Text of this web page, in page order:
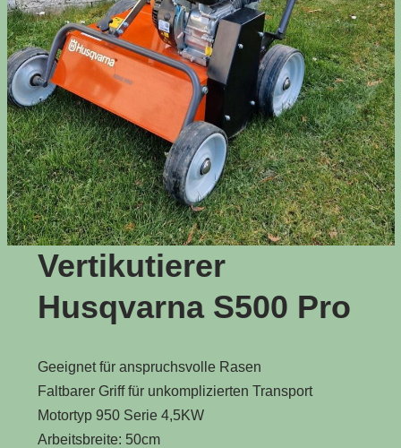
Vertikutierer
Husqvarna S500 Pro
Geeignet für anspruchsvolle Rasen
Faltbarer Griff für unkomplizierten Transport
Motortyp 950 Serie 4,5KW
Arbeitsbreite: 50cm